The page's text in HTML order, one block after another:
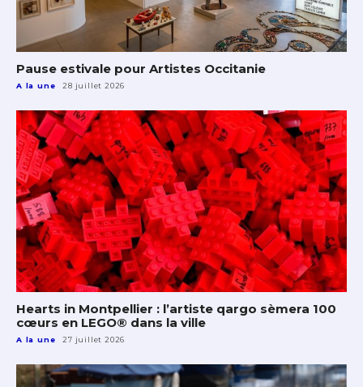
Pause estivale pour Artistes Occitanie
A la une 28 juillet 2026
Hearts in Montpellier : l’artiste qargo sèmera 100
cœurs en LEGO® dans la ville
A la une 27 juillet 2026